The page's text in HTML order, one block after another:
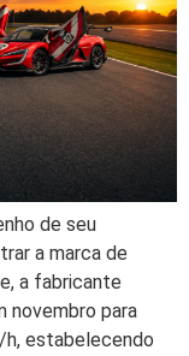
de seu
a marca de
a fabricante
novembro para
h, estabelecendo